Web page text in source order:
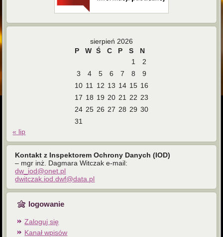
sierpień 2026
P
W Ś C P S
N
1
2
3
4 5 6 7 8
9
10 11 12 13 14 15 16
17 18 19 20 21 22 23
24 25 26 27 28 29 30
31
« lip
Kontakt z Inspektorem Ochrony Danych (IOD)
– mgr inż. Dagmara Witczak e-mail:
dw_iod@onet.pl
dwitczak.iod.dwf@data.pl
logowanie
Zaloguj się
Kanał wpisów